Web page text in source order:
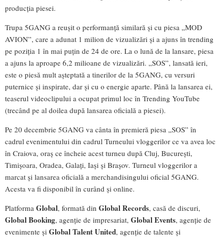
producția piesei.
Trupa 5GANG a reușit o performanță similară și cu piesa „MOD
AVION”, care a adunat 1 milion de vizualizări și a ajuns în trending
pe poziția 1 în mai puțin de 24 de ore. La o lună de la lansare, piesa
a ajuns la aproape 6,2 milioane de vizualizări. „SOS”, lansată ieri,
este o piesă mult așteptată a tinerilor de la 5GANG, cu versuri
puternice și inspirate, dar și cu o energie aparte. Până la lansarea ei,
teaserul videoclipului a ocupat primul loc în Trending YouTube
(trecând pe al doilea după lansarea oficială a piesei).
Pe 20 decembrie 5GANG va cânta în premieră piesa „SOS” în
cadrul evenimentului din cadrul Turneului vloggerilor ce va avea loc
în Craiova, oraș ce încheie acest turneu după Cluj, București,
Timișoara, Oradea, Galați, Iași și Brașov. Turneul vloggerilor a
marcat și lansarea oficială a merchandisingului oficial 5GANG.
Acesta va fi disponibil în curând și online.
Platforma Global, formată din Global Records, casă de discuri,
Global Booking, agenție de impresariat, Global Events, agenție de
evenimente și Global Talent United, agenție de talente și